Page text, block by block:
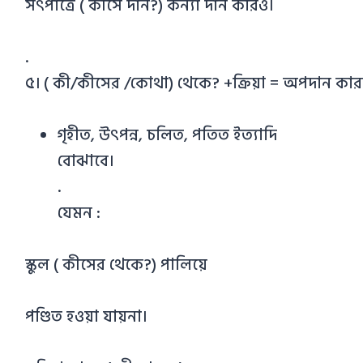
সৎপাত্রে ( কীসে দান?) কন্যা দান করিও।
.
৫। ( কী/কীসের /কোথা) থেকে? +ক্রিয়া = অপদান
গৃহীত, উৎপন্ন, চলিত, পতিত ইত্যাদি
বোঝাবে।
.
যেমন :
স্কুল ( কীসের থেকে?) পালিয়ে
পণ্ডিত হওয়া যায়না।